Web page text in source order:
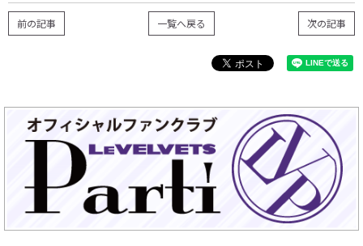
次の記事
一覧へ戻る
前の記事